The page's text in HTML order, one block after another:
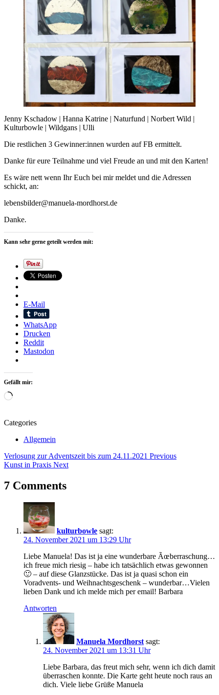
Jenny Kschadow | Hanna Katrine | Naturfund | Norbert Wild |
Kulturbowle | Wildgans | Ulli
Die restlichen 3 Gewinner:innen wurden auf FB ermittelt.
Danke für eure Teilnahme und viel Freude an und mit den Karten!
Es wäre nett wenn Ihr Euch bei mir meldet und die Adressen
schickt, an:
lebensbilder@manuela-mordhorst.de
Danke.
Kann sehr gerne geteilt werden mit:
E-Mail
WhatsApp
Drucken
Reddit
Mastodon
Gefällt mir:
Wird
Categories
Allgemein
Tags
Gewinnen
Intuitive
Kunst
intuitive
Malerei
intuitives
Malen
Kunstkarten
Manuela
Mordhorst
Unikatkunst
Unikatkunstkarten
Verlosung
Beitragsnavigation
Verlosung zur Adventszeit bis zum 24.11.2021 Previous
Kunst in Praxis Next
7 Comments
kulturbowle sagt:
24. November 2021 um 13:29 Uhr
Liebe Manuela! Das ist ja eine wunderbare Ãœberraschung…
ich freue mich riesig – habe ich tatsächlich etwas gewonnen
🙂 – auf diese Glanzstücke. Das ist ja quasi schon ein
Voradvents- und Weihnachtsgeschenk – wunderbar…Vielen
lieben Dank und ich melde mich per email! Barbara
Antworten
Manuela Mordhorst sagt:
24. November 2021 um 13:31 Uhr
Liebe Barbara, das freut mich sehr, wenn ich dich damit
überraschen konnte. Die Karte geht heute noch raus an
dich. Viele liebe Grüße Manuela